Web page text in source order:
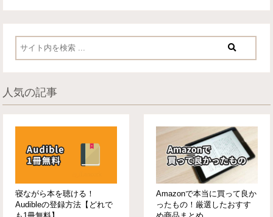
人気の記事
寝ながら本を聴ける！
Audibleの登録方法【どれで
Amazonで本当に買って良か
ったもの！厳選したおすす